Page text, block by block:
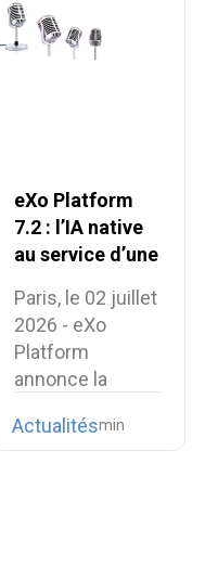
eXo Platform
7.2 : l’IA native
au service d’une
travail unifiée et
intelligente
Paris, le 02 juillet
2026 - eXo
Platform
annonce la
Actualités